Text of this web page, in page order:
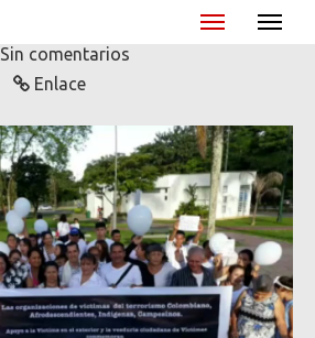
Miguel Ángel Blanco - XX Aniversario
Sin comentarios
Enlace